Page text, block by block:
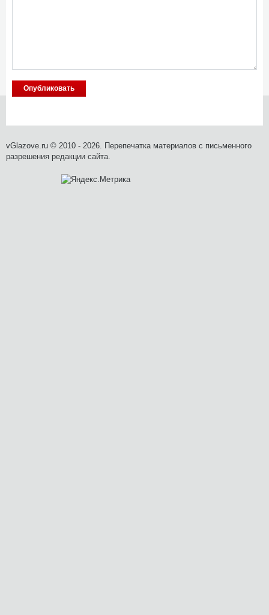
vGlazove.ru © 2010 - 2026. Перепечатка материалов с письменного
разрешения редакции сайта.